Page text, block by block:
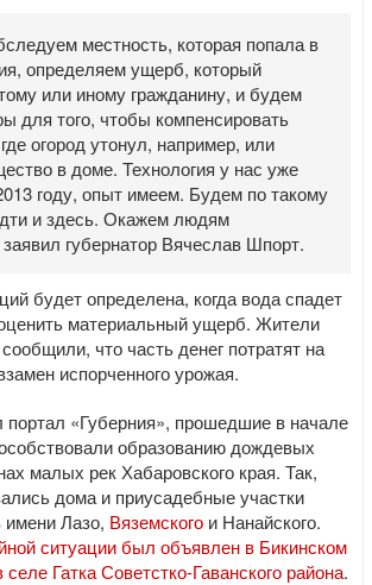
местность, которая попала в
определяем ущерб, который
или иному гражданину, и будем
для того, чтобы компенсировать
огород утонул, например, или
в доме. Технология у нас уже
году, опыт имеем. Будем по такому
и здесь. Окажем людям
губернатор Вячеслав Шпорт.
будет определена, когда вода спадет
материальный ущерб. Жители
что часть денег потратят на
испорченного урожая.
«Губерния», прошедшие в начале
образованию дождевых
малых рек Хабаровского края. Так,
дома и приусадебные участки
имени Лазо, Вяземского и Нанайского.
ситуации был объявлен в Бикинском
Гатка Советстко-Гаванского района.